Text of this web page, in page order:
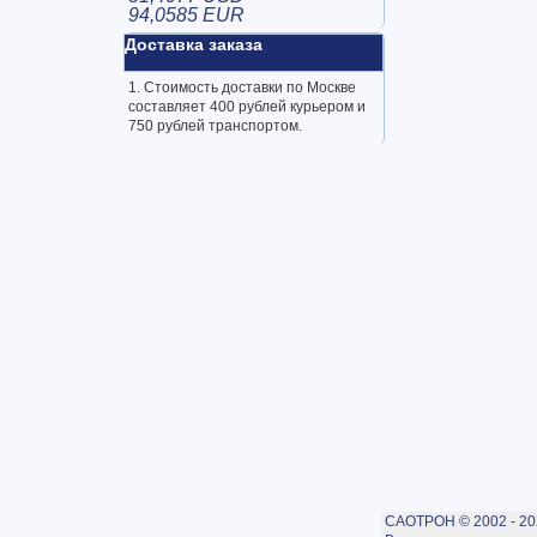
94,0585 EUR
Доставка заказа
1. Стоимость доставки по Москве
составляет 400 рублей курьером и
750 рублей транспортом.
САОТРОН © 2002 -